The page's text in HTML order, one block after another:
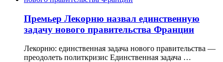
Премьер Лекорню назвал единственную
задачу нового правительства Франции
Лекорню: единственная задача нового правительства —
преодолеть политкризис Единственная задача …